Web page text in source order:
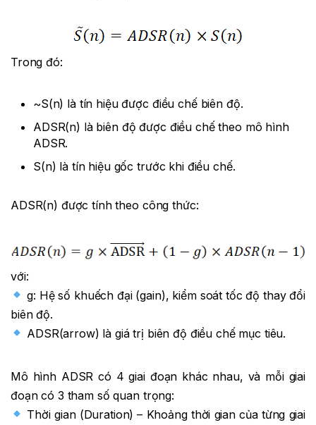
Trong đó:
~S(n) là tín hiệu được điều chế biên độ.
ADSR(n) là biên độ được điều chế theo mô hình
ADSR.
S(n) là tín hiệu gốc trước khi điều chế.
ADSR(n) được tính theo công thức:
với:
g: Hệ số khuếch đại (gain), kiểm soát tốc độ thay đổi
biên độ.
ADSR(arrow) là giá trị biên độ điều chế mục tiêu.
Mô hình ADSR có 4 giai đoạn khác nhau, và mỗi giai
đoạn có 3 tham số quan trọng:
Thời gian (Duration) – Khoảng thời gian của từng giai